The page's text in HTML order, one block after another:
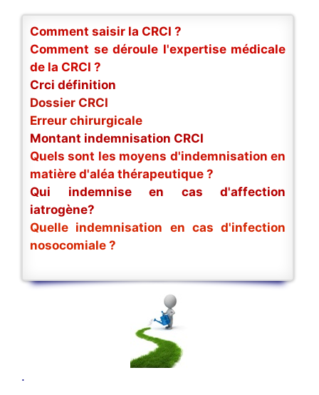
Comment saisir la CRCI ?
Comment se déroule l'expertise médicale
de la CRCI ?
Crci définition
Dossier CRCI
Erreur chirurgicale
Montant indemnisation CRCI
Quels sont les moyens d'indemnisation en
matière d'aléa thérapeutique ?
Qui indemnise en cas d'affection
iatrogène?
Quelle indemnisation en cas d'infection
nosocomiale ?
.